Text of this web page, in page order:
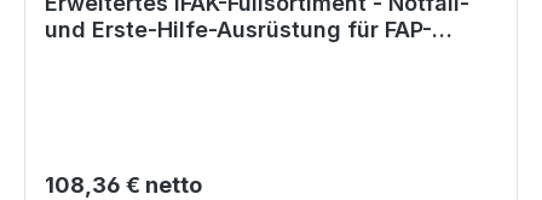
und Erste-Hilfe-Ausrüstung für FAP-
Regulärer Preis:
108,36 € netto